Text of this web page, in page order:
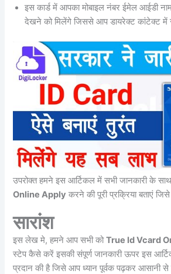
इस कार्ड में आपका मोबाइल नंबर ईमेल आईडी
देखने को मिलेंगे जिससे आप डायरेक्ट कांटेक्ट
उपरोक्त हमने इस आर्टिकल में सभी जानकारी के
Online Apply करने की पूरी प्रक्रिया बताएं
सारांश
इस लेख मे, हमने आप सभी कोTrue Id Vcard
स्टेप कैसे करें इसकी संपूर्ण जानकारी ऊपर इस
प्रदान की है जिसे आप ध्यान पूर्वक पढ़कर आसानी